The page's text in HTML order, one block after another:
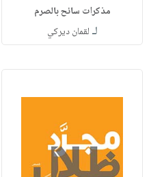
مذكرات سائح بالصرم
لـ لقمان ديركي